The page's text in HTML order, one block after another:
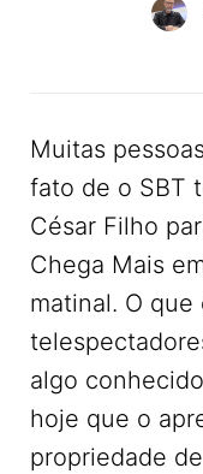
Muitas
fato de o SBT
César Filho
Chega Mais
matinal. O
algo
hoje que o
propriedade